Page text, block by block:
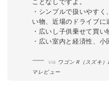
ことなしですよ。
・シンプルで扱いやす
い物、近場のドライブに
・広いし子供乗せて買い
・広い室内と経済性、小
via ワゴンＲ（スズキ
マレビュー